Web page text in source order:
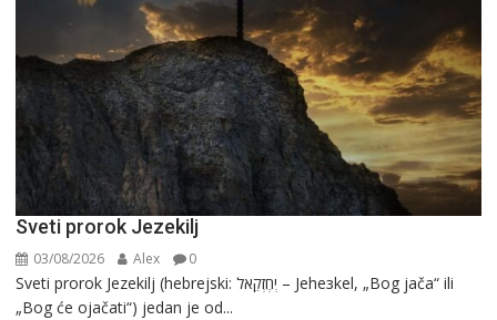
Sveti prorok Jezekilj
03/08/2026 Alex 0
Sveti prorok Jezekilj (hebrejski: יְחֶזְקֵאל – Jehезkel, „Bog jača“ ili
„Bog će ojačati“) jedan je od...